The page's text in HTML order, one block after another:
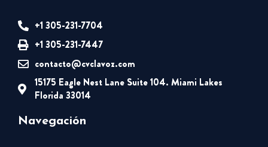
+1 305-231-7704
+1 305-231-7447
contacto@cvclavoz.com
15175 Eagle Nest Lane Suite 104. Miami Lakes
Florida 33014
Navegación